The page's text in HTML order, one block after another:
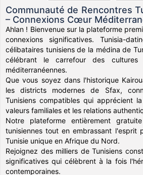
Communauté de Rencontres
– Connexions Cœur
Ahlan ! Bienvenue sur la plateforme
connexions significatives. Tunisia-
célibataires tunisiens de la médina de
célébrant le carrefour des cultures
méditerranéennes.
Que vous soyez dans l'historique
les districts modernes de Sfax,
Tunisiens compatibles qui apprécient
valeurs familiales et les relations
Notre plateforme entièrement
tunisiennes tout en embrassant l'esprit
Tunisie unique en Afrique du Nord.
Rejoignez des milliers de Tunisiens
significatives qui célèbrent à la fois
contemporaines.